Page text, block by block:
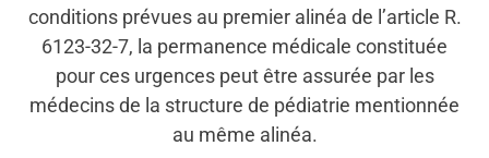
conditions prévues au premier alinéa de l’article R.
6123-32-7, la permanence médicale constituée
pour ces urgences peut être assurée par les
médecins de la structure de pédiatrie mentionnée
au même alinéa.